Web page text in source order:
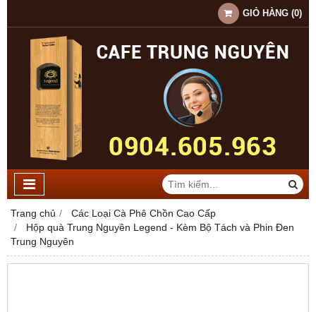
GIỎ HÀNG (0)
Trang chủ
Các Loại Cà Phê Chồn Cao Cấp
Hộp quà Trung Nguyên Legend - Kèm Bộ Tách và Phin Đen
Trung Nguyên